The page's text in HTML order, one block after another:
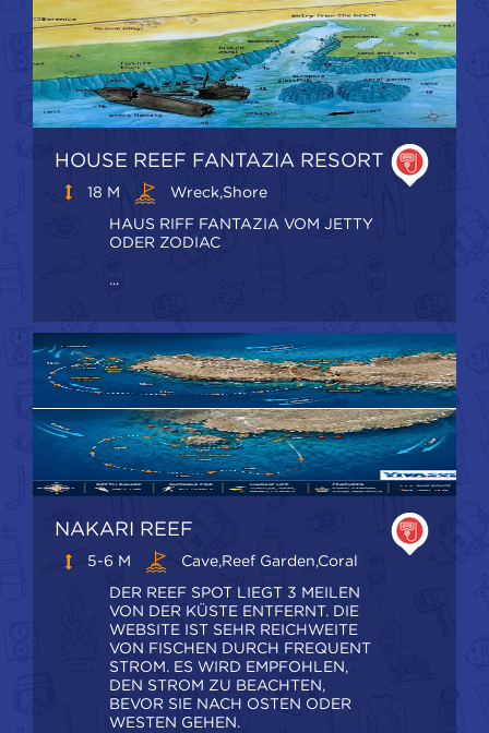
HOUSE REEF FANTAZIA RESORT
18 M
Wreck,shore
HAUS RIFF FANTAZIA VOM JETTY
ODER ZODIAC
...
NAKARI REEF
5-6 M
Cave,Reef Garden,Coral
DER REEF SPOT LIEGT 3 MEILEN
VON DER KÜSTE ENTFERNT. DIE
WEBSITE IST SEHR REICHWEITE
VON FISCHEN DURCH FREQUENT
STROM. ES WIRD EMPFOHLEN,
DEN STROM ZU BEACHTEN,
BEVOR SIE NACH OSTEN ODER
WESTEN GEHEN.